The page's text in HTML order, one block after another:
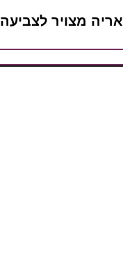
אריה מצויר לצביעה